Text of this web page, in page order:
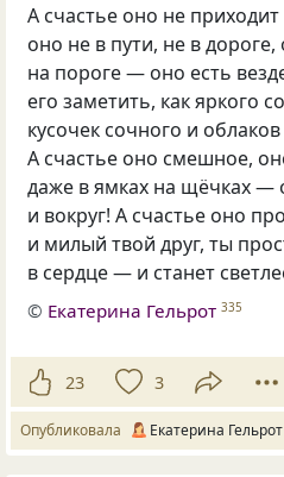
А счастье оно не приходит
оно не в пути, не в дороге,
на пороге — оно есть
его заметить, как яркого
кусочек сочного и
А счастье оно смешное,
даже в ямках на щёчках —
и вокруг! А счастье оно
и милый твой друг, ты
в сердце — и станет
© Екатерина Гельрот 335
23 3
Опубликовала Екатерина